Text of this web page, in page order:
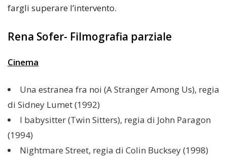
fargli superare l’intervento.
Rena Sofer- Filmografia parziale
Cinema
Una estranea fra noi (A Stranger Among Us), regia
di Sidney Lumet (1992)
I babysitter (Twin Sitters), regia di John Paragon
(1994)
Nightmare Street, regia di Colin Bucksey (1998)